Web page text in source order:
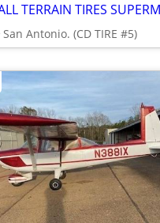
San Antonio. (CD TIRE #5)